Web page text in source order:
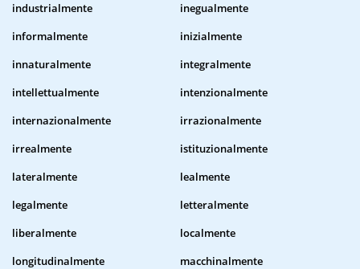
industrialmente
inegualmente
informalmente
inizialmente
innaturalmente
integralmente
intellettualmente
intenzionalmente
internazionalmente
irrazionalmente
irrealmente
istituzionalmente
lateralmente
lealmente
legalmente
letteralmente
liberalmente
localmente
longitudinalmente
macchinalmente